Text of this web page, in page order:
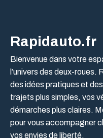
Rapidauto.fr
Bienvenue dans votre
l’univers des deux-
des idées pratiques et
trajets plus simples, vos
démarches plus claires.
pour vous accompagner
vos envies de liberté.